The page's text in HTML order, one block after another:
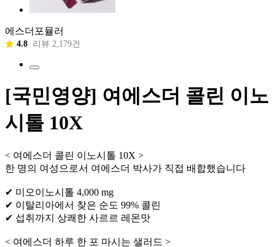
에스더포뮬러
4.8 리뷰 2,179건
[국민영양] 여에스더 콜린 이노
시톨 10X
< 여에스더 콜린 이노시톨 10X >
한 명의 여성으로서 여에스더 박사가 직접 배합했습니다
✔ 미오이노시톨 4,000 mg
✔ 이탈리아에서 찾은 순도 99% 콜린
✔ 섭취까지 상쾌한 사르르 레몬맛
< 여에스더 하루 한 포 마시는 샐러드 >